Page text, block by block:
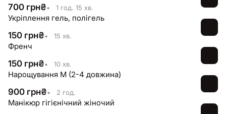
700 грн₴• 1 год. 15 хв.
Укріплення гель, полігель
150 грн₴• 15 хв.
Френч
150 грн₴• 10 хв.
Нарощування М (2-4 довжина)
900 грн₴• 2 год.
Манікюр гігієнічний жіночий